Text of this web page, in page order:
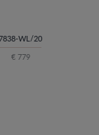
WL/20
€ 779